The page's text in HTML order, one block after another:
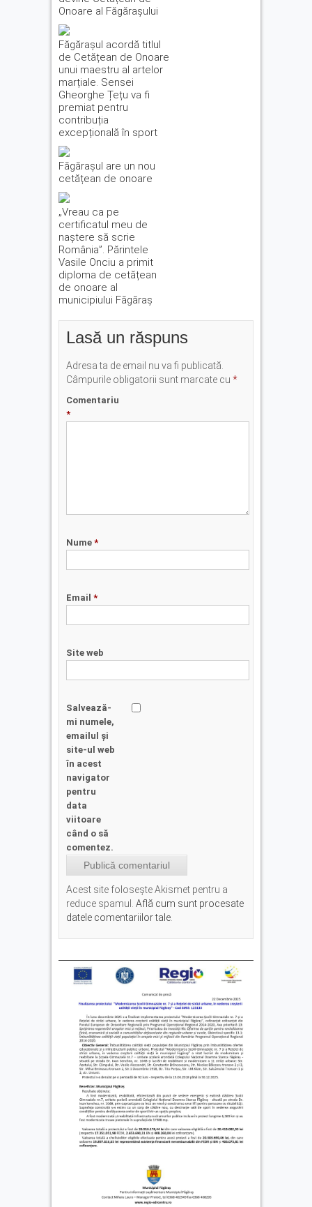
Onoare al Făgărașului
Făgărașul acordă titlul
de Cetățean de Onoare
unui maestru al artelor
marțiale. Sensei
Gheorghe Țețu va fi
premiat pentru
contribuția
excepțională în sport
Făgărașul are un nou
cetățean de onoare
„Vreau ca pe
certificatul meu de
naștere să scrie
România”. Părintele
Vasile Onciu a primit
diploma de cetățean
de onoare al
municipiului Făgăraș
Lasă un răspuns
Adresa ta de email nu va fi publicată.
Câmpurile obligatorii sunt marcate cu *
Comentariu
*
Nume *
Email *
Site web
Salvează-
mi numele,
emailul și
site-ul web
în acest
navigator
pentru
data
viitoare
când o să
comentez.
Acest site folosește Akismet pentru a
reduce spamul. Află cum sunt procesate
datele comentariilor tale